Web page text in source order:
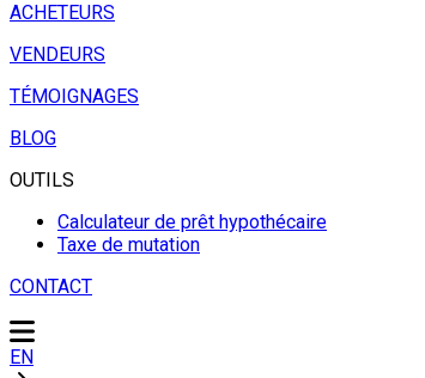
ACHETEURS
VENDEURS
TÉMOIGNAGES
BLOG
OUTILS
Calculateur de prêt hypothécaire
Taxe de mutation
CONTACT
EN